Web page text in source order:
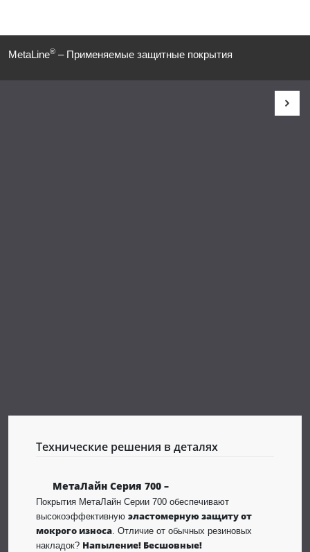
MetaLine® – Применяемые защитные покрытия
Технические решения в деталях
МетаЛайн Серия 700 –
Покрытия МетаЛайн Серии 700 обеспечивают
высокоэффективную эластомерную защиту от
мокрого износа . Отличие от обычных резиновых
накладок? Напыление! Бесшовные!